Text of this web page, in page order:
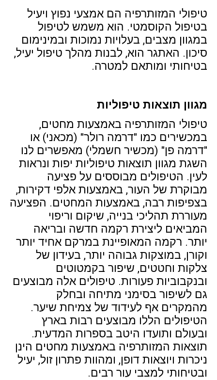
טיפולי המזותרפיה הם אמצעי נפוץ ויעיל
בטיפול הקוסמטי. הוא משמש לטיפול
במגוון מצבים, בעלויות נמוכות ובמינימום
סיכון. האתגר הוא, לבנות מהלך טיפול יעיל,
בטיחותי ומותאם למטרה.
מגוון תוצאות טיפוליות
טיפולי המזותרפיה באמצעות מחטים,
במכשירים כמו "דרמה רולר" (מכאני) או
"דרמה פן" (מכשיר חשמלי) מאפשרים לנו
השגת מגוון תוצאות טיפוליות יפות ונראות
לעין. הטיפולים מבוססים על פציעה
מבוקרת של העור, באמצעות אלפי דקירות,
בצפיפות רבה, באמצעות המחטים. הפציעה
מעוררת תהליכי בנייה, שיקום וריפוי
המביאים ליצירת רקמה חדשה ובריאה
יותר. רקמה המאופיינת במרקם אחיד יותר
וקורן, במוצקות גבוהה יותר, בעידון של
צלקות וחטטים, שיפור בקמטוטים
ובנקבוביות פעורות. טיפולים אלה מבוצעים
גם לשיפור בסימני מתיחה ובחלק
מהמקרים אף לעידוד של צמיחת שיער.
הטיפולים הללו מבוצעים רבות בארץ
ובעולם ותועדו היטב בספרות המדעית.
תוצאות המזותרפיה באמצעות מחטים הינן
ניכרות ויוצאות דופן, ומהוות פתרון זול, יעיל
ובטיחותי למצבי עור רבים.